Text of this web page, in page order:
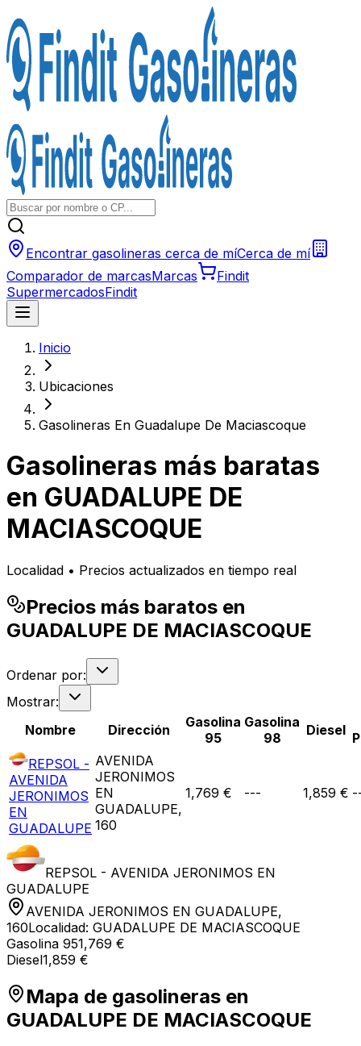
Encontrar gasolineras cerca de míCerca de mí
Comparador de marcasMarcas
Findit
SupermercadosFindit
Inicio
Ubicaciones
Gasolineras En Guadalupe De Maciascoque
Gasolineras más baratas
en GUADALUPE DE
MACIASCOQUE
Localidad • Precios actualizados en tiempo real
Precios más baratos en
GUADALUPE DE MACIASCOQUE
Ordenar por:
Mostrar:
Nombre
Dirección
Gasolina
95
Gasolina
98
Diesel
REPSOL -
AVENIDA
JERONIMOS
EN
GUADALUPE
AVENIDA
JERONIMOS
EN
GUADALUPE,
160
1,769 € --- 1,859 €
REPSOL - AVENIDA JERONIMOS EN
GUADALUPE
AVENIDA JERONIMOS EN GUADALUPE,
160Localidad: GUADALUPE DE MACIASCOQUE
Gasolina 951,769 €
Diesel1,859 €
Mapa de gasolineras en
GUADALUPE DE MACIASCOQUE